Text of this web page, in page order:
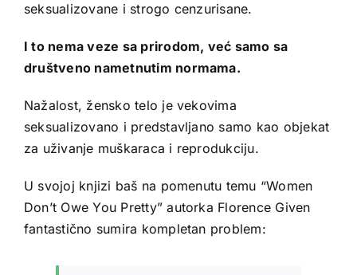
seksualizovane i strogo cenzurisane.
I to nema veze sa prirodom, već samo sa
društveno nametnutim normama.
Nažalost, žensko telo je vekovima
seksualizovano i predstavljano samo kao objekat
za uživanje muškaraca i reprodukciju.
U svojoj knjizi baš na pomenutu temu “Women
Don’t Owe You Pretty” autorka Florence Given
fantastično sumira kompletan problem: